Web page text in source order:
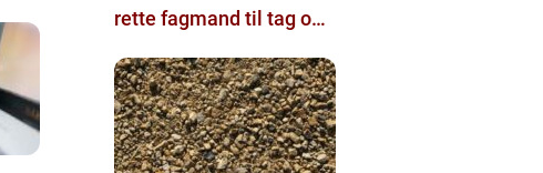
rette fagmand til tag og